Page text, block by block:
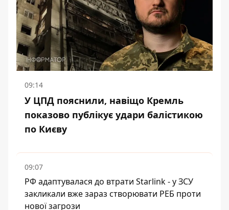
09:14
У ЦПД пояснили, навіщо Кремль
показово публікує удари балістикою
по Києву
09:07
РФ адаптувалася до втрати Starlink - у ЗСУ
закликали вже зараз створювати РЕБ проти
нової загрози